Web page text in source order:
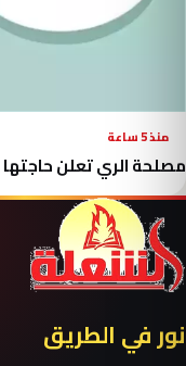
منذ 5 ساعة
مصلحة الري تعلن
نور في الطريق